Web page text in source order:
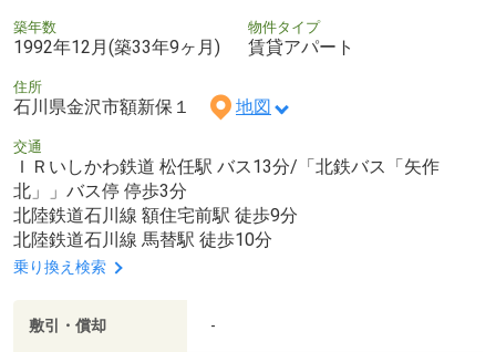
築年数
1992年12月(築33年9ヶ月)
物件タイプ
賃貸アパート
住所
石川県金沢市額新保１ 地図
交通
ＩＲいしかわ鉄道 松任駅 バス13分/「北鉄バス「矢作
北」」バス停 停歩3分
北陸鉄道石川線 額住宅前駅 徒歩9分
北陸鉄道石川線 馬替駅 徒歩10分
乗り換え検索
敷引・償却 -